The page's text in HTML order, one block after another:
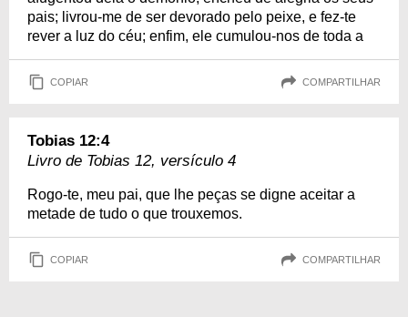
pais; livrou-me de ser devorado pelo peixe, e fez-te
rever a luz do céu; enfim, ele cumulou-nos de toda a
COPIAR COMPARTILHAR
Tobias 12:4
Livro de Tobias 12, versículo 4
Rogo-te, meu pai, que lhe peças se digne aceitar a
metade de tudo o que trouxemos.
COPIAR COMPARTILHAR